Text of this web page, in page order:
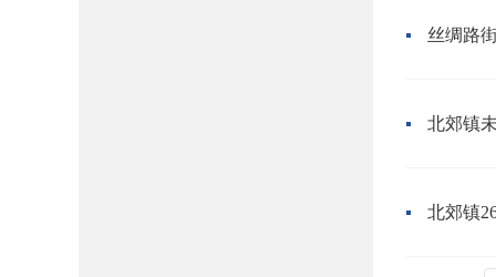
丝绸路
北郊镇
北郊镇